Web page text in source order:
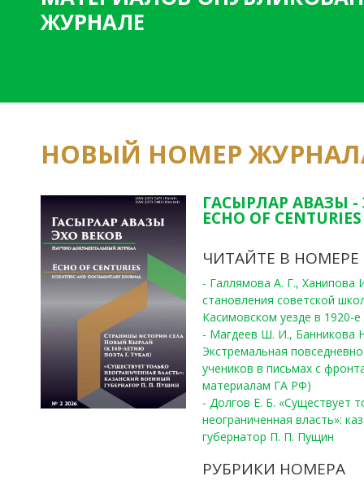
ЖУРНАЛЕ
НОВЫЙ НОМЕР
ГАСЫРЛАР АВАЗЫ -
ECHO OF
ЧИТАЙТЕ В НОМЕРЕ
- Галлямова А. Г.,
становления советской
Касимовском уезде в 1920-е
- Магдеев Ш. И., Банникова
Экстремальная
учеников в письмах с
материалам ГА РФ)
- Долгов Е. Б. «Существует
неограниченная власть»:
губернатор П. П. Пущин
РУБРИКИ НОМЕРА